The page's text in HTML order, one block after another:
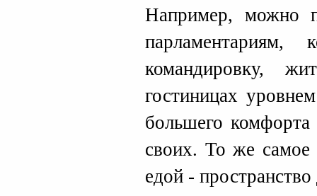
Например, можно
парламентариям,
командировку,
гостиницах
большего
своих. То же самое
едой -